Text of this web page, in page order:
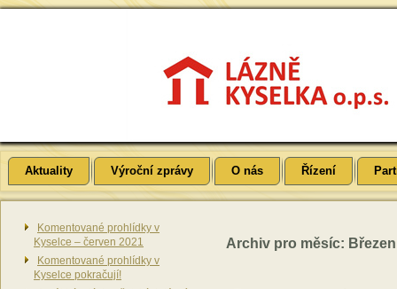
Aktuality Výroční zprávy O nás Řízení
Komentované prohlídky v
Kyselce – červen 2021
Komentované prohlídky v
Kyselce pokračují!
Archiv pro měsíc: